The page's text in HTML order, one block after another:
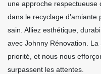
une approche
dans le recyclage d'amiante
sain. Alliez esthétique,
avec Johnny Rénovation.
priorité, et nous nous
surpassent les attentes.